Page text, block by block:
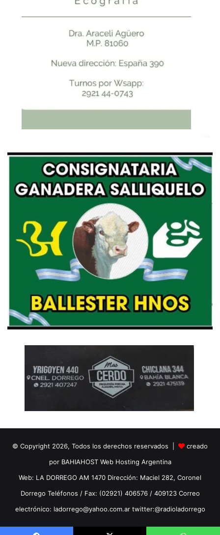
© Copyright 2026, Todos los derechos reservados |
creado
por BAHIAHOST Web Hosting Argentina
Web: LA DORREGO AM 1470 Dirección: Maciel 282, Coronel
Dorrego Teléfonos / Fax: (02921) 406576 / 409123 Correo
electrónico: ladorrego@yahoo.com.ar twitter:@radioladorrego